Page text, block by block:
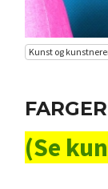
Kunst og
(Se